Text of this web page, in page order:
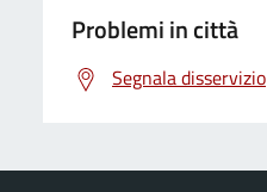
Problemi in città
Segnala disservizio